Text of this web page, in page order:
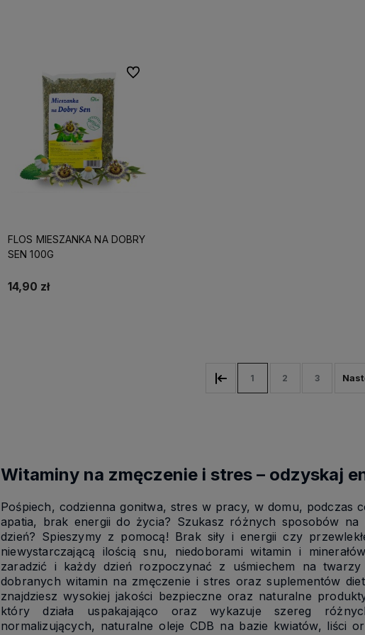
FLOS MIESZANKA NA DOBRY
SEN 100G
14,90 zł
Do ulubionych
1 2 3
Witaminy na zmęczenie i stres – odzyskaj
Pośpiech, codzienna gonitwa, stres w pracy, w domu, podczas
apatia, brak energii do życia? Szukasz różnych sposobów
dzień? Spieszymy z pomocą! Brak siły i energii czy
niewystarczającą ilością snu, niedoborami witamin i
zaradzić i każdy dzień rozpoczynać z uśmiechem na twarzy
dobranych witamin na zmęczenie i stres oraz suplementów
znajdziesz wysokiej jakości bezpieczne oraz naturalne
który działa uspakajająco oraz wykazuje szereg
normalizujących, naturalne oleje CDB na bazie kwiatów, liści